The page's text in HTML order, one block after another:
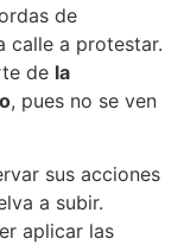
de
calle a protestar.
de la
, pues no se ven
sus acciones
a subir.
aplicar las